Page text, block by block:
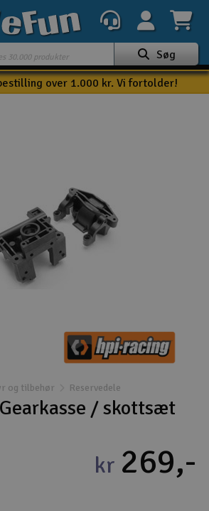
Søg
over 1.000 kr. Vi fortolder!
og tilbehør Reservedele
/ skottsæt
kr 269,-